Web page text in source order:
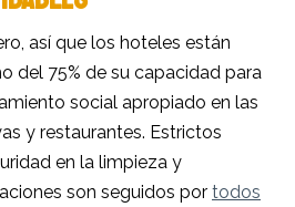
así que los hoteles están
del 75% de su capacidad para
social apropiado en las
y restaurantes. Estrictos
en la limpieza y
son seguidos por todos